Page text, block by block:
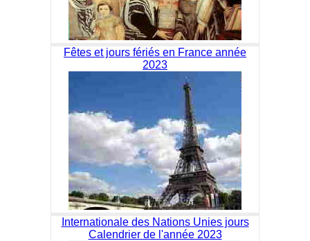
Fêtes et jours fériés en France année
2023
Internationale des Nations Unies jours
Calendrier de l'année 2023